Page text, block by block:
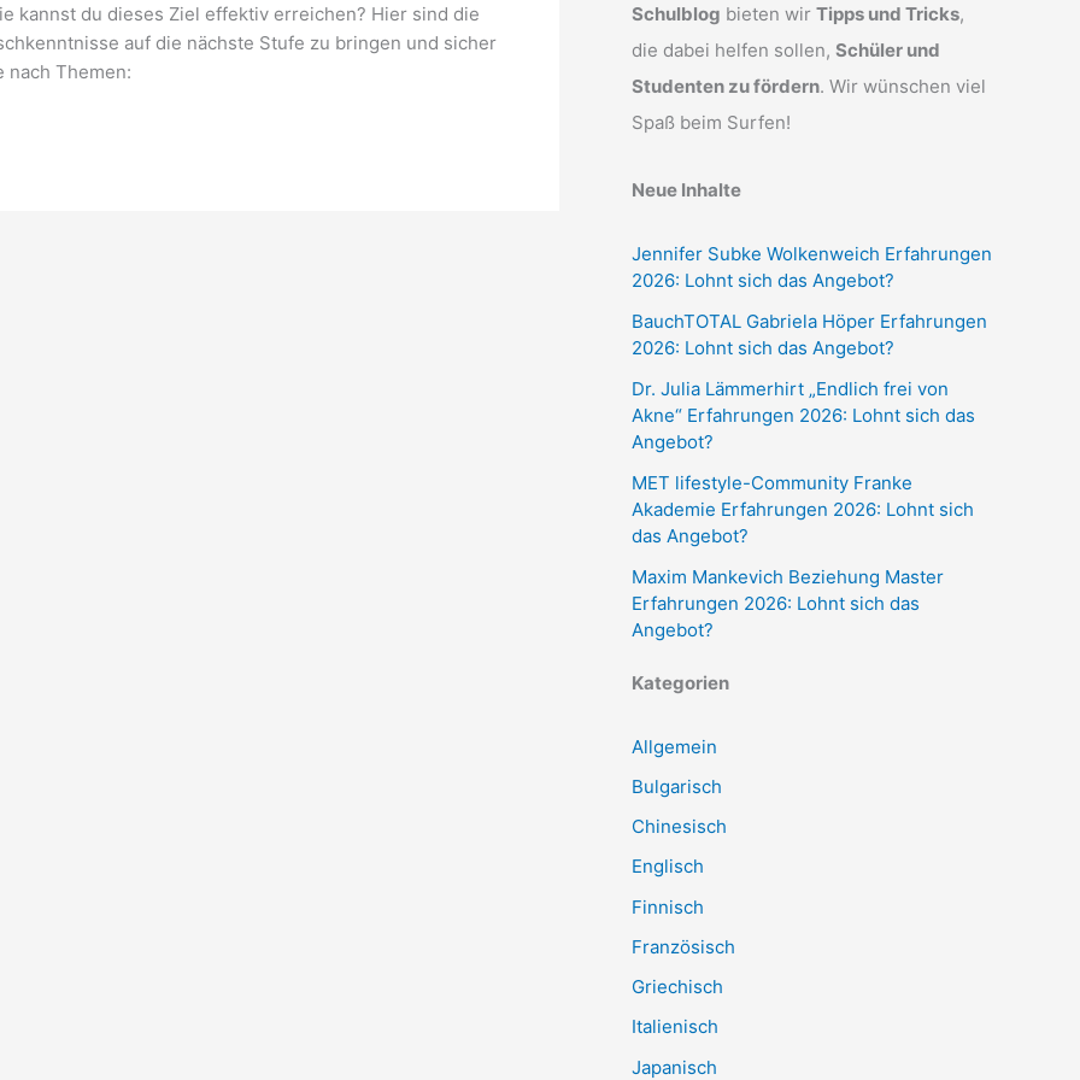
kannst du dieses Ziel effektiv erreichen? Hier sind die
auf die nächste Stufe zu bringen und sicher
nach Themen:
Schulblog bieten wir Tipps und Tricks,
die dabei helfen sollen, Schüler und
Studenten zu fördern. Wir wünschen viel
Spaß beim Surfen!
Neue Inhalte
Jennifer Subke Wolkenweich Erfahrungen
2026: Lohnt sich das Angebot?
BauchTOTAL Gabriela Höper Erfahrungen
2026: Lohnt sich das Angebot?
Dr. Julia Lämmerhirt „Endlich frei von
Akne“ Erfahrungen 2026: Lohnt sich das
Angebot?
MET lifestyle-Community Franke
Akademie Erfahrungen 2026: Lohnt sich
das Angebot?
Maxim Mankevich Beziehung Master
Erfahrungen 2026: Lohnt sich das
Angebot?
Kategorien
Allgemein
Bulgarisch
Chinesisch
Englisch
Finnisch
Französisch
Griechisch
Italienisch
Japanisch